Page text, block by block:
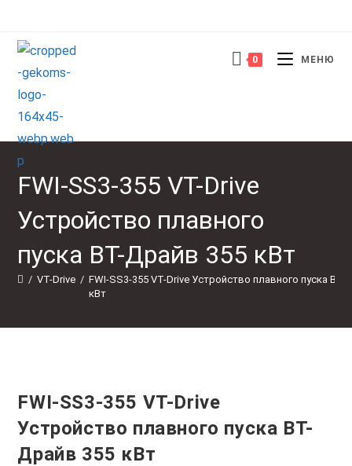
содержимому
0 МЕНЮ
FWI-SS3-355 VT-Drive
Устройство плавного
пуска ВТ-Драйв 355 кВт
/ VT-Drive / FWI-SS3-355 VT-Drive Устройство плавного пуска
кВт
FWI-SS3-355 VT-Drive
Устройство плавного пуска ВТ-
Драйв 355 кВт